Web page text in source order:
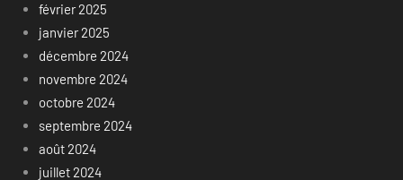
février 2025
janvier 2025
décembre 2024
novembre 2024
octobre 2024
septembre 2024
août 2024
juillet 2024